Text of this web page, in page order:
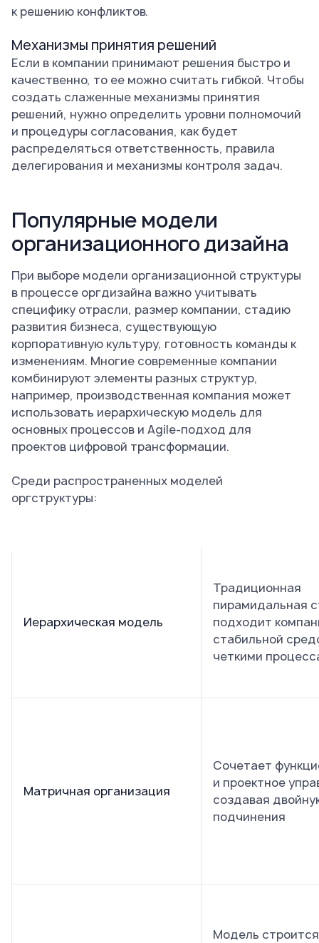
к решению конфликтов.
Механизмы принятия решений
Если в компании принимают решения быстро и
качественно, то ее можно считать гибкой. Чтобы
создать слаженные механизмы принятия
решений, нужно определить уровни полномочий
и процедуры согласования, как будет
распределяться ответственность, правила
делегирования и механизмы контроля задач.
Популярные модели
организационного дизайна
При выборе модели организационной структуры
в процессе оргдизайна важно учитывать
специфику отрасли, размер компании, стадию
развития бизнеса, существующую
корпоративную культуру, готовность команды к
изменениям. Многие современные компании
комбинируют элементы разных структур,
например, производственная компания может
использовать иерархическую модель для
основных процессов и Agile-подход для
проектов цифровой трансформации.
Среди распространенных моделей
оргструктуры:
Иерархическая модель
Традиционная
пирамидальная
подходит
стабильной
четкими
Матричная организация
Сочетает
и проектное
создавая
подчинения
Модель